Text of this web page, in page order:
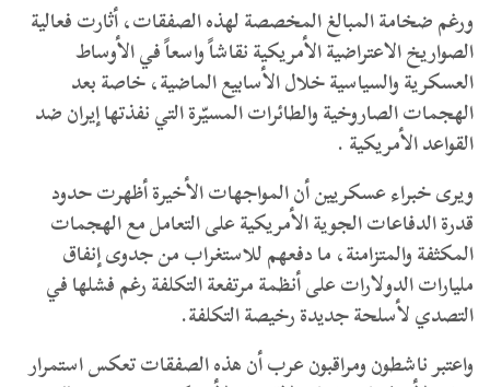
ورغم ضخامة المبالغ المخصصة لهذه الصفقات، أثارت فعالية
الصواريخ الاعتراضية الأمريكية نقاشاً واسعاً في الأوساط
العسكرية والسياسية خلال الأسابيع الماضية، خاصة بعد
الهجمات الصاروخية والطائرات المسيّرة التي نفذتها إيران ضد
القواعد الأمريكية .
ويرى خبراء عسكريين أن المواجهات الأخيرة أظهرت حدود
قدرة الدفاعات الجوية الأمريكية على التعامل مع الهجمات
المكثفة والمتزامنة، ما دفعهم للاستغراب من جدوى إنفاق
مليارات الدولارات على أنظمة مرتفعة التكلفة رغم فشلها في
التصدي لأسلحة جديدة رخيصة التكلفة.
واعتبر ناشطون ومراقبون عرب أن هذه الصفقات تعكس استمرار